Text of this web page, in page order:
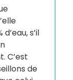
s’il
C’est
de